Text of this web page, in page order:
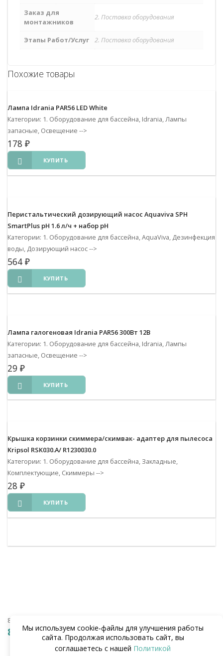
Заказ для
монтажников
2. Поставка оборудования
Этапы Работ/Услуг 2. Поставка оборудования
Похожие товары
Лампа Idrania PAR56 LED White
Категории: 1. Оборудование для бассейна, Idrania, Лампы
запасные, Освещение -->
178 ₽
КУПИТЬ
Перистальтический дозирующий насос Aquaviva SPH
SmartPlus pH 1.6 л/ч + набор pH
Категории: 1. Оборудование для бассейна, AquaViva, Дезинфекция
воды, Дозирующий насос-->
564 ₽
КУПИТЬ
Лампа галогеновая Idrania PAR56 300Вт 12В
Категории: 1. Оборудование для бассейна, Idrania, Лампы
запасные, Освещение -->
29 ₽
КУПИТЬ
Крышка корзинки скиммера/скимвак- адаптер для пылесоса
Kripsol RSK030.A/ R1230030.0
Категории: 1. Оборудование для бассейна, Закладные,
Комплектующие, Скиммеры -->
28 ₽
КУПИТЬ
8 (938) 441-20-90
8 (862) 291-20-90
Мы используем cookie‑файлы для улучшения работы
сайта. Продолжая использовать сайт, вы
соглашаетесь с нашей Политикой